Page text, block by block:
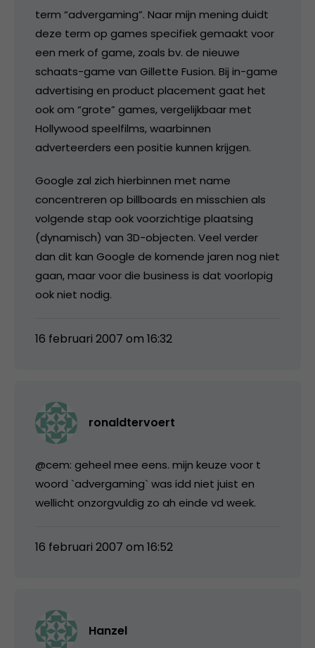
term “advergaming”. Naar mijn mening duidt
deze term op games specifiek gemaakt voor
een merk of game, zoals bv. de nieuwe
schaats-game van Gillette Fusion. Bij in-game
advertising en product placement gaat het
ook om “grote” games, vergelijkbaar met
Hollywood speelfilms, waarbinnen
adverteerders een positie kunnen krijgen.
Google zal zich hierbinnen met name
concentreren op billboards en misschien als
volgende stap ook voorzichtige plaatsing
(dynamisch) van 3D-objecten. Veel verder
dan dit kan Google de komende jaren nog niet
gaan, maar voor die business is dat voorlopig
ook niet nodig.
16 februari 2007 om 16:32
ronaldtervoert
@cem: geheel mee eens. mijn keuze voor t
woord `advergaming` was idd niet juist en
wellicht onzorgvuldig zo ah einde vd week.
16 februari 2007 om 16:52
Hanzel